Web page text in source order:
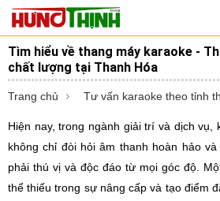
Tìm hiểu về thang máy karaoke -
chất lượng tại Thanh Hóa
Trang chủ Tư vấn karaoke theo tỉnh
Hiện nay, trong ngành giải trí và dịch vụ,
không chỉ đòi hỏi âm thanh hoàn hảo
phải thú vị và độc đáo từ mọi góc độ.
thể thiếu trong sự nâng cấp và tạo điểm